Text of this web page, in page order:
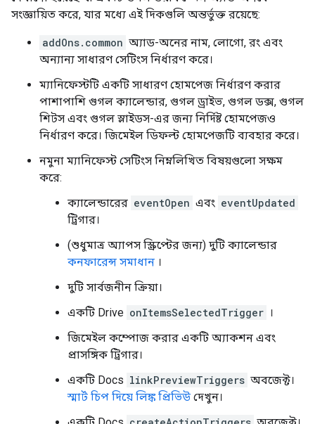
সংজ্ঞায়িত করে, যার মধ্যে এই দিকগুলি অন্তর্ভুক্ত রয়েছে:
addOns.common অ্যাড-অনের নাম, লোগো, রং এবং
অন্যান্য সাধারণ সেটিংস নির্ধারণ করে।
ম্যানিফেস্টটি একটি সাধারণ হোমপেজ নির্ধারণ করার
পাশাপাশি গুগল ক্যালেন্ডার, গুগল ড্রাইভ, গুগল ডক্স, গুগল
শিটস এবং গুগল স্লাইডস-এর জন্য নির্দিষ্ট হোমপেজও
নির্ধারণ করে। জিমেইল ডিফল্ট হোমপেজটি ব্যবহার করে।
নমুনা ম্যানিফেস্ট সেটিংস নিম্নলিখিত বিষয়গুলো সক্ষম
করে:
ক্যালেন্ডারের eventOpen এবং eventUpdated
ট্রিগার।
(শুধুমাত্র অ্যাপস স্ক্রিপ্টের জন্য) দুটি ক্যালেন্ডার
কনফারেন্স সমাধান ।
দুটি সার্বজনীন ক্রিয়া।
একটি Drive onItemsSelectedTrigger ।
জিমেইল কম্পোজ করার একটি অ্যাকশন এবং
প্রাসঙ্গিক ট্রিগার।
একটি Docs linkPreviewTriggers অবজেক্ট।
স্মার্ট চিপ দিয়ে লিঙ্ক প্রিভিউ দেখুন।